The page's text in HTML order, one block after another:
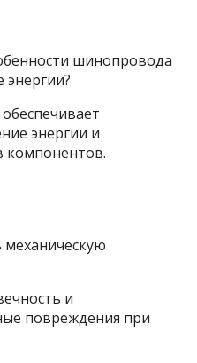
шинопровода
энергии?
энергии и
компонентов.
и
повреждения при